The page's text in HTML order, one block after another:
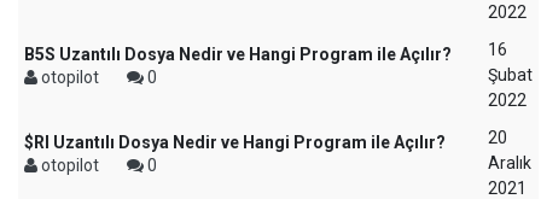
2022
B5S Uzantılı Dosya Nedir ve Hangi Program ile Açılır?
otopilot
0
16
Şubat
2022
$RI Uzantılı Dosya Nedir ve Hangi Program ile Açılır?
otopilot
0
20
Aralık
2021